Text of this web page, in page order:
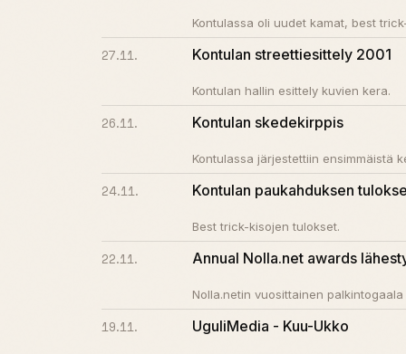
Kontulassa oli uudet kamat, best
27.11. Kontulan streettiesittely 2001
Kontulan hallin esittely kuvien kera.
26.11. Kontulan skedekirppis
Kontulassa järjestettiin ensimmäistä
24.11. Kontulan paukahduksen
Best trick-kisojen tulokset.
22.11. Annual Nolla.net awards
Nolla.netin vuosittainen palkintogaala
19.11. UguliMedia - Kuu-Ukko